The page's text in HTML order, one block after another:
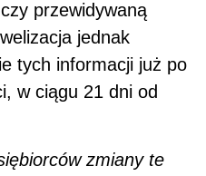
przewidywaną
jednak
tych informacji już po
w ciągu 21 dni od
zmiany te